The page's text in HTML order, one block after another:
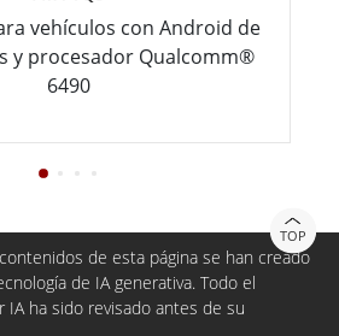
vehículos con Android de
y procesador Qualcomm®
6490
TOP
de esta página se han creado
de IA generativa. Todo el
ha sido revisado antes de su